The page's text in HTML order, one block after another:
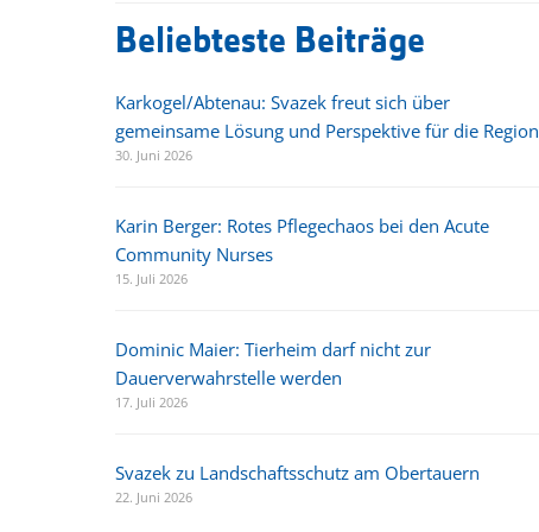
Beliebteste Beiträge
Karkogel/Abtenau: Svazek freut sich über
gemeinsame Lösung und Perspektive für die Region
30. Juni 2026
Karin Berger: Rotes Pflegechaos bei den Acute
Community Nurses
15. Juli 2026
Dominic Maier: Tierheim darf nicht zur
Dauerverwahrstelle werden
17. Juli 2026
Svazek zu Landschaftsschutz am Obertauern
22. Juni 2026